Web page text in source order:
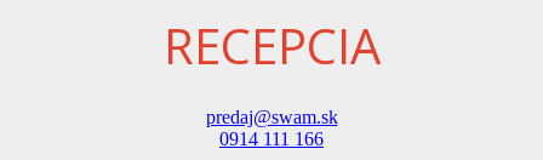
RECEPCIA
predaj@swam.sk
0914 111 166